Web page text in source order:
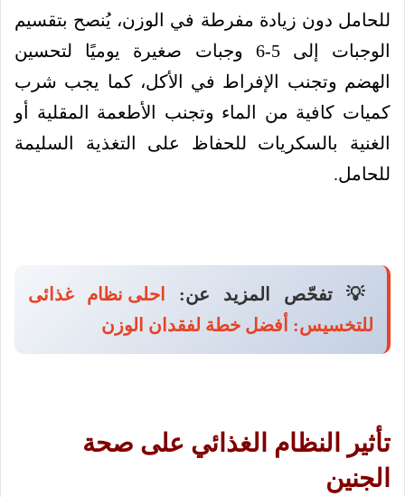
للحامل دون زيادة مفرطة في الوزن، يُنصح بتقسيم
الوجبات إلى 5-6 وجبات صغيرة يوميًا لتحسين
الهضم وتجنب الإفراط في الأكل، كما يجب شرب
كميات كافية من الماء وتجنب الأطعمة المقلية أو
الغنية بالسكريات للحفاظ على التغذية السليمة
للحامل.
💡 تفحّص المزيد عن:
احلى نظام غذائى
للتخسيس: أفضل خطة لفقدان الوزن
تأثير النظام الغذائي على صحة
الجنين